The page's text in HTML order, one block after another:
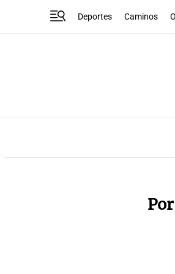
Deportes Caminos